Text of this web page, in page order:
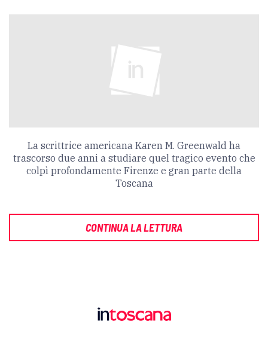
La scrittrice americana Karen M. Greenwald ha
trascorso due anni a studiare quel tragico evento che
colpì profondamente Firenze e gran parte della
Toscana
CONTINUA LA LETTURA